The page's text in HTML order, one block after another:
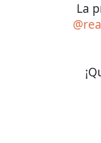
La